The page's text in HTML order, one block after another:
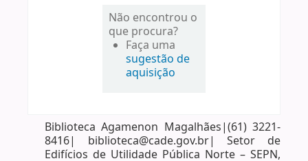
Não encontrou o
que procura?
Faça uma
sugestão de
aquisição
Biblioteca Agamenon Magalhães|(61) 3221-
8416| biblioteca@cade.gov.br| Setor de
Edifícios de Utilidade Pública Norte – SEPN,